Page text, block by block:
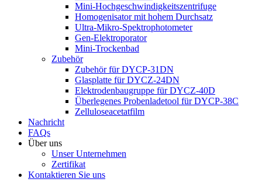
Mini-Hochgeschwindigkeitszentrifuge
Homogenisator mit hohem Durchsatz
Ultra-Mikro-Spektrophotometer
Gen-Elektroporator
Mini-Trockenbad
Zubehör
Zubehör für DYCP-31DN
Glasplatte für DYCZ-24DN
Elektrodenbaugruppe für DYCZ-40D
Überlegenes Probenladetool für DYCP-38C
Zelluloseacetatfilm
Nachricht
FAQs
Über uns
Unser Unternehmen
Zertifikat
Kontaktieren Sie uns